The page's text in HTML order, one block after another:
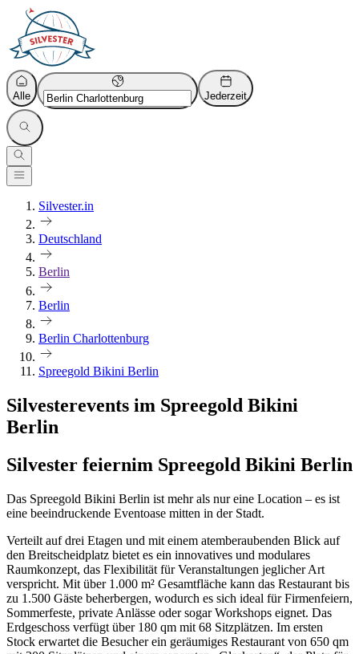
Alle Jederzeit
Silvester.in
Deutschland
Berlin
Berlin
Berlin Charlottenburg
Spreegold Bikini Berlin
Silvesterevents im Spreegold Bikini
Berlin
Silvester feiernim Spreegold Bikini Berlin
Das Spreegold Bikini Berlin ist mehr als nur eine Location – es ist
eine beeindruckende Eventoase mitten in der Stadt.
Verteilt auf drei Etagen und mit einem atemberaubenden Blick auf
den Breitscheidplatz bietet es ein innovatives und modulares
Raumkonzept, das Flexibilität für Veranstaltungen jeglicher Art
verspricht. Mit über 1.000 m² Gesamtfläche kann das Restaurant bis
zu 1.500 Gäste beherbergen, wodurch es sich ideal für Firmenfeiern,
Sommerfeste, private Anlässe oder sogar Workshops eignet. Das
Erdgeschoss verfügt über 180 qm mit 68 Sitzplätzen. Im ersten
Stock erwartet die Besucher ein geräumiges Restaurant von 650 qm